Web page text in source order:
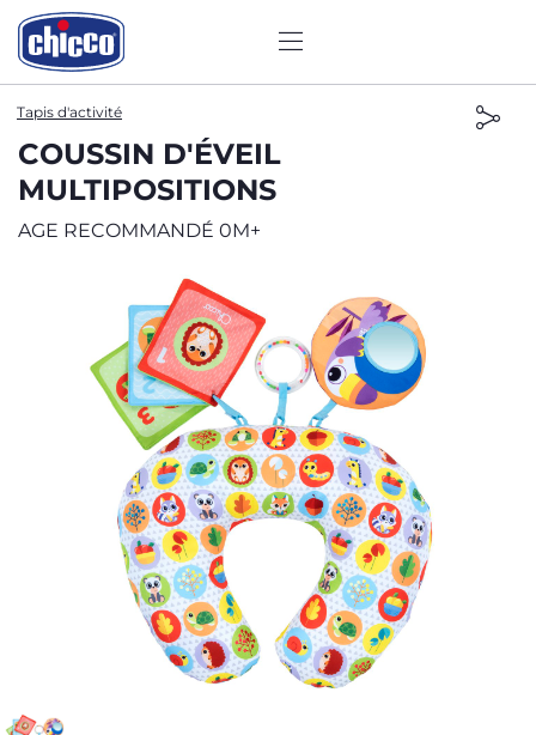
Tapis d'activité
COUSSIN D'ÉVEIL
MULTIPOSITIONS
AGE RECOMMANDÉ 0M+